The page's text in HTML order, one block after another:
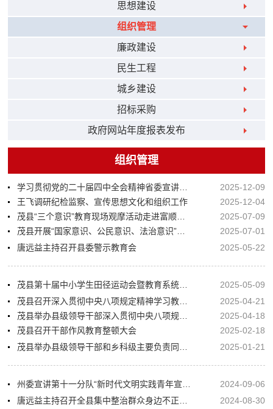
思想建设
组织管理
廉政建设
民生工程
城乡建设
招标采购
政府网站年度报表发布
组织管理
2025-12-09
王飞调研纪检监察、宣传思想文化和组织工作
2025-12-04
2025-07-09
2025-07-01
唐远益主持召开县委警示教育会
2025-05-22
2025-05-09
2025-04-21
2025-04-18
茂县召开干部作风教育整顿大会
2025-02-18
2025-01-21
2024-09-06
2024-08-30